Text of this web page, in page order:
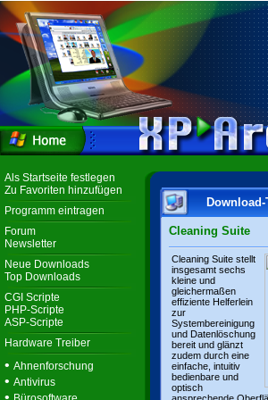
Als Startseite festlegen
Zu Favoriten hinzufügen
Programm eintragen
Forum
Newsletter
Neue Downloads
Top Downloads
CGI Scripte
PHP-Scripte
ASP-Scripte
Hardware Treiber
• Ahnenforschung
• Antivirus
•
Cleaning Suite
Cleaning Suite stellt
insgesamt sechs
kleine und
gleichermaßen
effiziente Helferlein
zur
Systembereinigung
und Datenlöschung
bereit und glänzt
zudem durch eine
einfache, intuitiv
bedienbare und
optisch